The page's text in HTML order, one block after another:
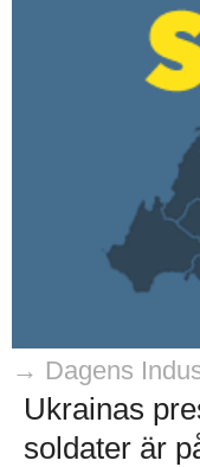
→ Dagens
Ukrainas
soldater är